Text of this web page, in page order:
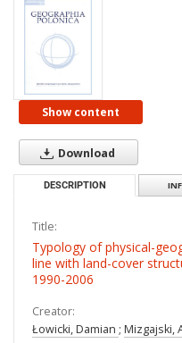
Show content
Download
DESCRIPTION
Title:
Typology of physical-
line with land-cover
1990-2006
Creator:
Łowicki, Damian ; Mizgajski,